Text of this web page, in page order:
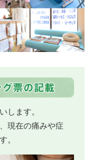
します。
現在の痛みや症
。